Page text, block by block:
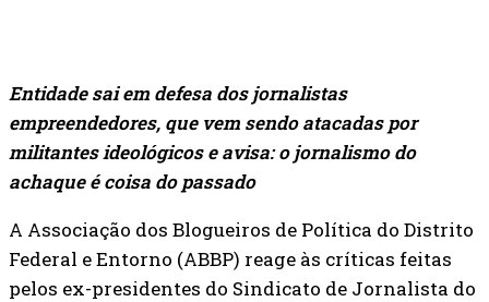
Entidade sai em defesa dos jornalistas
empreendedores, que vem sendo atacadas por
militantes ideológicos e avisa: o jornalismo do
achaque é coisa do passado
A Associação dos Blogueiros de Política do Distrito
Federal e Entorno (ABBP) reage às críticas feitas
pelos ex-presidentes do Sindicato de Jornalista do